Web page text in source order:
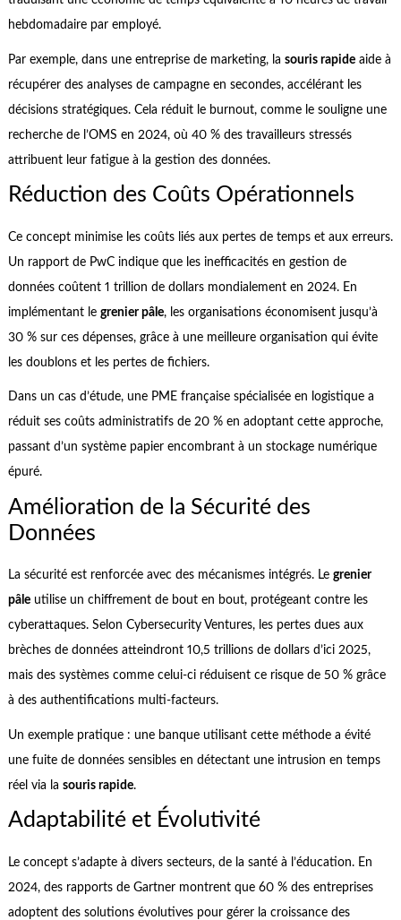
hebdomadaire par employé.
Par exemple, dans une entreprise de marketing, la souris rapideaide à
récupérer des analyses de campagne en secondes, accélérant les
décisions stratégiques. Cela réduit le burnout, comme le souligne une
recherche de l’OMS en 2024, où 40 % des travailleurs stressés
attribuent leur fatigue à la gestion des données.
Réduction des Coûts Opérationnels
Ce concept minimise les coûts liés aux pertes de temps et aux erreurs.
Un rapport de PwC indique que les inefficacités en gestion de
données coûtent 1 trillion de dollars mondialement en 2024. En
implémentant le grenier pâle, les organisations économisent jusqu’à
30 % sur ces dépenses, grâce à une meilleure organisation qui évite
les doublons et les pertes de fichiers.
Dans un cas d’étude, une PME française spécialisée en logistique a
réduit ses coûts administratifs de 20 % en adoptant cette approche,
passant d’un système papier encombrant à un stockage numérique
épuré.
Amélioration de la Sécurité des
Données
La sécurité est renforcée avec des mécanismes intégrés. Le grenier
pâleutilise un chiffrement de bout en bout, protégeant contre les
cyberattaques. Selon Cybersecurity Ventures, les pertes dues aux
brèches de données atteindront 10,5 trillions de dollars d’ici 2025,
mais des systèmes comme celui-ci réduisent ce risque de 50 % grâce
à des authentifications multi-facteurs.
Un exemple pratique : une banque utilisant cette méthode a évité
une fuite de données sensibles en détectant une intrusion en temps
réel via la souris rapide.
Adaptabilité et Évolutivité
Le concept s’adapte à divers secteurs, de la santé à l’éducation. En
2024, des rapports de Gartner montrent que 60 % des entreprises
adoptent des solutions évolutives pour gérer la croissance des